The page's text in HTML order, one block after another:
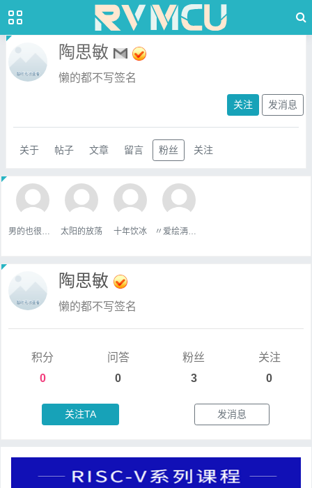
陶思敏
懒的都不写签名
关注 发消息
关于 帖子 文章 留言 粉丝 关注
太阳的放荡 十年饮冰
陶思敏
懒的都不写签名
积分
0
问答
0
粉丝
3
关注
0
关注TA 发消息